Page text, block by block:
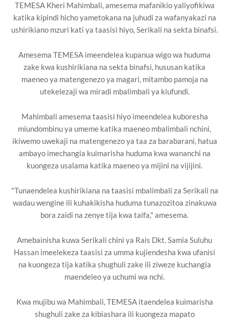
TEMESA Kheri Mahimbali, amesema mafanikio yaliyofikiwa
katika kipindi hicho yametokana na juhudi za wafanyakazi na
ushirikiano mzuri kati ya taasisi hiyo, Serikali na sekta binafsi.
Amesema TEMESA imeendelea kupanua wigo wa huduma
zake kwa kushirikiana na sekta binafsi, hususan katika
maeneo ya matengenezo ya magari, mitambo pamoja na
utekelezaji wa miradi mbalimbali ya kiufundi.
Mahimbali amesema taasisi hiyo imeendelea kuboresha
miundombinu ya umeme katika maeneo mbalimbali nchini,
ikiwemo uwekaji na matengenezo ya taa za barabarani, hatua
ambayo imechangia kuimarisha huduma kwa wananchi na
kuongeza usalama katika maeneo ya mijini na vijijini.
"Tunaendelea kushirikiana na taasisi mbalimbali za Serikali na
wadau wengine ili kuhakikisha huduma tunazozitoa zinakuwa
bora zaidi na zenye tija kwa taifa," amesema.
Amebainisha kuwa Serikali chini ya Rais Dkt. Samia Suluhu
Hassan imeelekeza taasisi za umma kujiendesha kwa ufanisi
na kuongeza tija katika shughuli zake ili ziweze kuchangia
maendeleo ya uchumi wa nchi.
Kwa mujibu wa Mahimbali, TEMESA itaendelea kuimarisha
shughuli zake za kibiashara ili kuongeza mapato